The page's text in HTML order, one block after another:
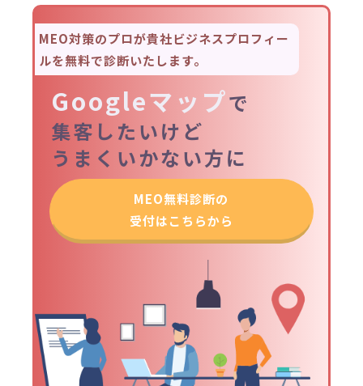
MEO対策のプロが貴社ビジネスプロフィー
ルを無料で診断いたします。
Googleマップで
集客したいけど
うまくいかない方に
MEO無料診断の
受付はこちらから